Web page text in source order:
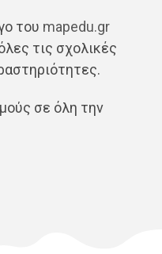
του mapedu.gr
τις σχολικές
σε όλη την